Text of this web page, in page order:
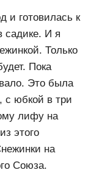
и готовилась к
садике. И я
Только
Пока
Это была
с юбкой в три
лифу на
этого
на
Союза.